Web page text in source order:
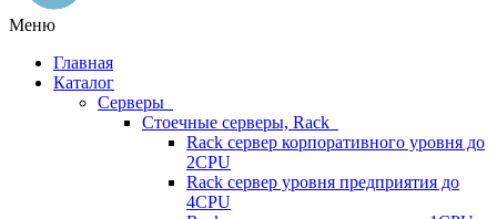
Меню
Главная
Каталог
Серверы
Стоечные серверы, Rack
Rack сервер корпоративного уровня до
2CPU
Rack сервер уровня предприятия до
4CPU